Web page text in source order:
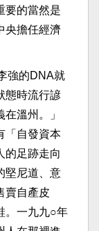
要的當然是
央擔任經濟
強的DNA就
態時流行諺
溫州。」
「自發資本
的足跡走向
堅尼道、意
賣自產皮
。一九九○年